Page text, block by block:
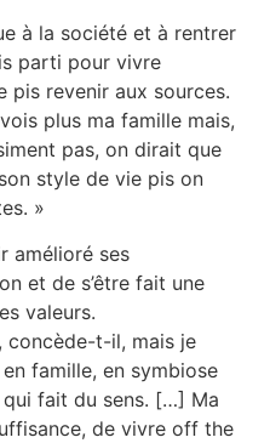
à la société et à rentrer
parti pour vivre
pis revenir aux sources.
plus ma famille mais,
pas, on dirait que
style de vie pis on
»
amélioré ses
et de s’être fait une
valeurs.
concède-t-il, mais je
famille, en symbiose
fait du sens. […] Ma
de vivre off the